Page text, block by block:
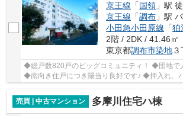
京王線 「国領 」駅
京王線 「調布 」駅 バス21分
小田急小田原線 「狛
2階 / 2DK / 41.46㎡
東京都調布市染地３
◆総戸数820戸のビッグコミュニティ！ ◆団地で
◆南向き住戸につき陽当り良好です♪ ◆押入れ、
売買 | 中古マンション
多摩川住宅ハ棟